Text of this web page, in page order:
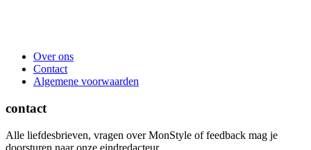
Over ons
Contact
Algemene voorwaarden
contact
Alle liefdesbrieven, vragen over MonStyle of feedback mag je
doorsturen naar onze eindredacteur.